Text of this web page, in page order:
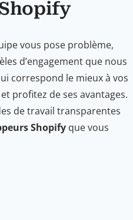
vous pose problème,
d’engagement que nous
correspond le mieux à vos
profitez de ses avantages.
de travail transparentes
Shopify que vous